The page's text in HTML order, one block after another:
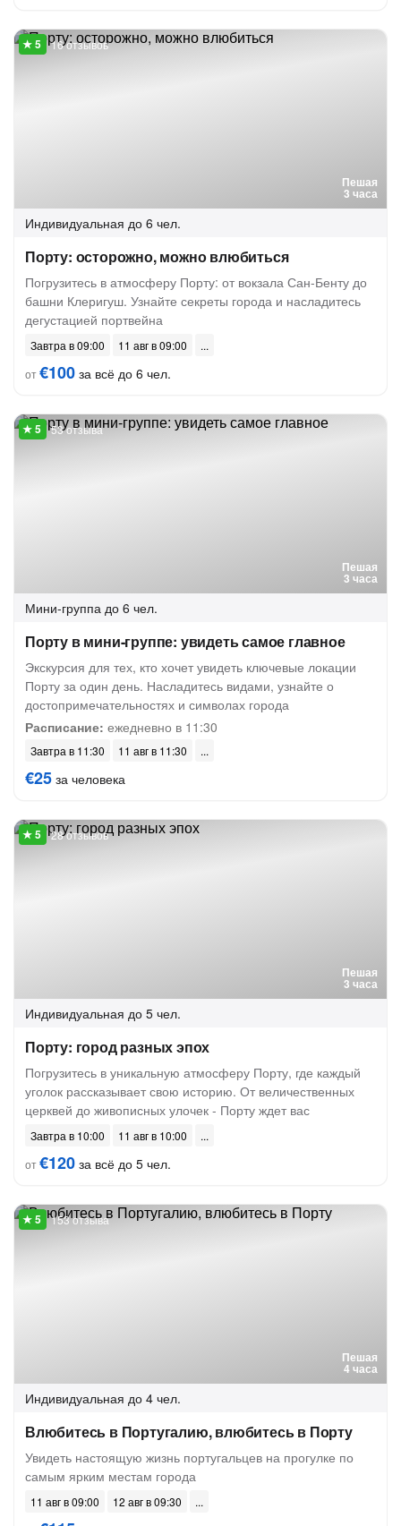
Пешая
3 часа
16 отзывов
Индивидуальная до 6 чел.
Порту: осторожно, можно влюбиться
Погрузитесь в атмосферу Порту: от вокзала Сан-Бенту до
башни Клеригуш. Узнайте секреты города и насладитесь
дегустацией портвейна
Завтра в 09:00
11 авг в 09:00
от€100 за всё до 6 чел.
Пешая
3 часа
53 отзыва
Мини-группа до 6 чел.
Порту в мини-группе: увидеть самое главное
Экскурсия для тех, кто хочет увидеть ключевые локации
Порту за один день. Насладитесь видами, узнайте о
достопримечательностях и символах города
Расписание: ежедневно в 11:30
Завтра в 11:30 11 авг в 11:30
€25 за человека
Пешая
3 часа
28 отзывов
Индивидуальная до 5 чел.
Порту: город разных эпох
Погрузитесь в уникальную атмосферу Порту, где каждый
уголок рассказывает свою историю. От величественных
церквей до живописных улочек - Порту ждет вас
Завтра в 10:00
11 авг в 10:00
от€120 за всё до 5 чел.
Пешая
4 часа
153 отзыва
Индивидуальная до 4 чел.
Влюбитесь в Португалию, влюбитесь в Порту
Увидеть настоящую жизнь португальцев на прогулке по
самым ярким местам города
11 авг в 09:00
12 авг в 09:30